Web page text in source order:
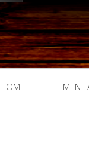
HOME MEN